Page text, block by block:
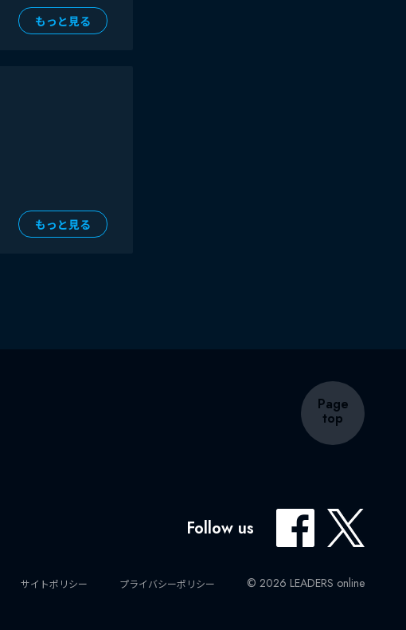
もっと見る
もっと見る
Page
top
Follow us
サイトポリシー プライバシーポリシー © 2026 LEADERS online